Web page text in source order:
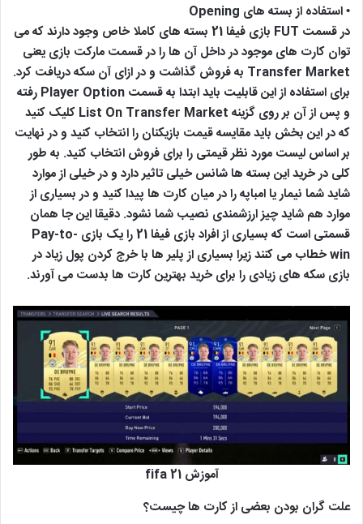
• استفاده از بسته های Opening
در قسمت FUT بازی فیفا 21 بسته های کاملا خاص وجود دارند که می
توان کارت های موجود در داخل آن ها را در قسمت مارکت بازی یعنی
Transfer Market به فروش گذاشت و در ازای آن سکه دریافت کرد.
برای استفاده از این قابلیت باید ابتدا به قسمت Player Option رفته
و پس از آن بر روی گزینه List On Transfer Market کلیک کنید
که در این بخش باید مقایسه قیمت بازیکنان را انتخاب کنید و در نهایت
بر اساس لیست مورد نظر قیمتی را برای فروش انتخاب کنید. به طور
کلی در خرید این بسته ها شانس خیلی تاثیر دارد و در خیلی از موارد
شاید شما نیمار یا امباپه را در میان کارت ها پیدا کنید و در بسیاری از
موارد هم شاید چیز ارزشمندی نصیب شما نشود. دقیقا این جا همان
قسمتی است که بسیاری از افراد بازی فیفا 21 را یک بازی Pay-to-
win خطاب می کنند زیرا بسیاری از پلیر ها با خرج کردن پول زیاد در
بازی سکه های زیادی را برای خرید بهترین کارت ها بدست می آورند.
آموزش fifa 21
علت گران بودن بعضی از کارت ها چیست؟